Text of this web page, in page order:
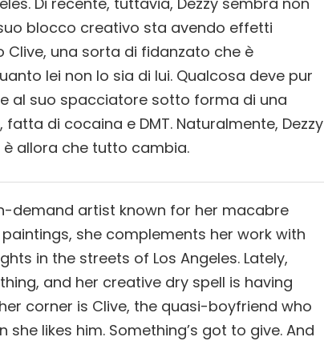
blocco creativo sta avendo effetti
Clive, una sorta di fidanzato che è
lei non lo sia di lui. Qualcosa deve pur
al suo spacciatore sotto forma di una
di cocaina e DMT. Naturalmente, Dezzy
allora che tutto cambia.
demand artist known for her macabre
she complements her work with
in the streets of Los Angeles. Lately,
and her creative dry spell is having
corner is Clive, the quasi-boyfriend who
likes him. Something’s got to give. And